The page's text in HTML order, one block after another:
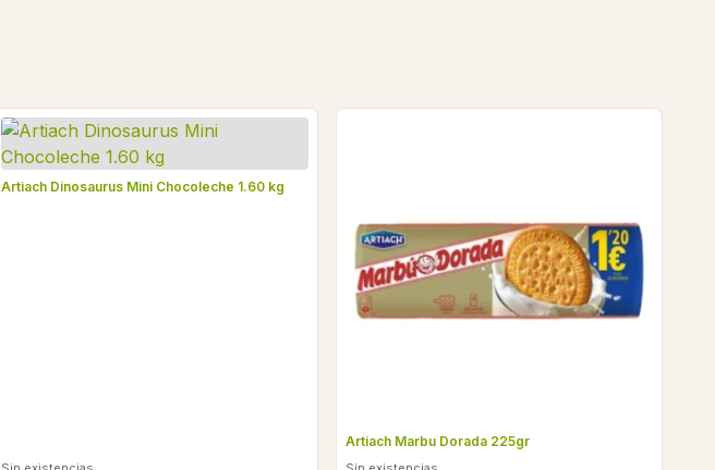
Artiach Dinosaurus Mini Chocoleche 1.60 kg
Artiach Marbu Dorada 225gr